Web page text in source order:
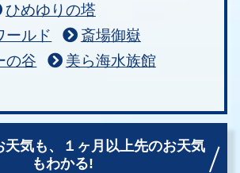
ひめゆりの塔
ールド
斎場御嶽
の谷
美ら海水族館
気も、
１ヶ月以上先のお天気
もわかる!